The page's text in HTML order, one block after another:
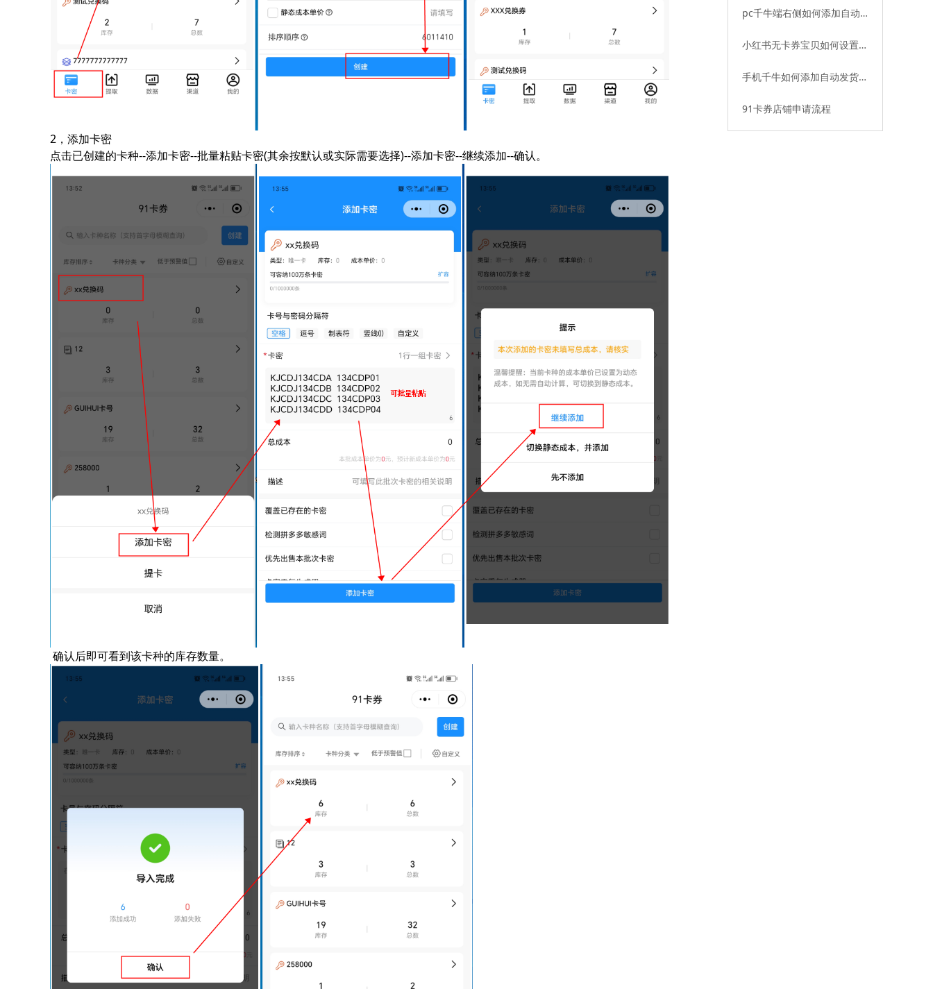
扫码或长按保存图片
2，添加卡密
点击已创建的卡种--添加卡密--批量粘贴卡密(其余按默认或实际需要选择)--添加卡密--继续添加--确认。
确认后即可看到该卡种的库存数量。
pc千牛端右侧如何添加自动
小红书无卡券宝贝如何设置自
手机千牛如何添加自动发货插
91卡券店铺申请流程